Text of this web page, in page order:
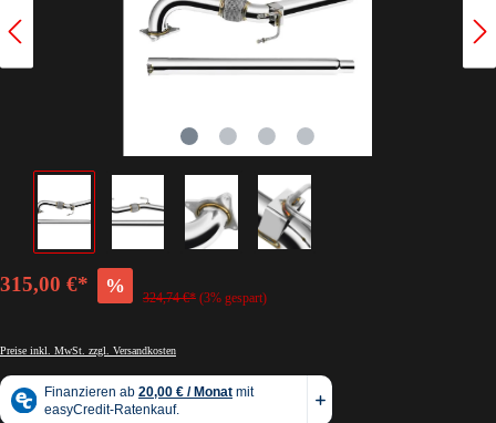
315,00 €* %
324,74 €* (3% gespart)
Preise inkl. MwSt. zzgl. Versandkosten